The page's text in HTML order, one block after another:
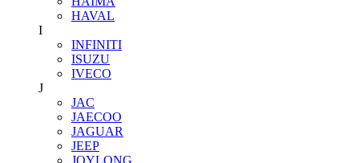
HAVAL
I
INFINITI
ISUZU
IVECO
J
JAC
JAECOO
JAGUAR
JEEP
JOYLONG